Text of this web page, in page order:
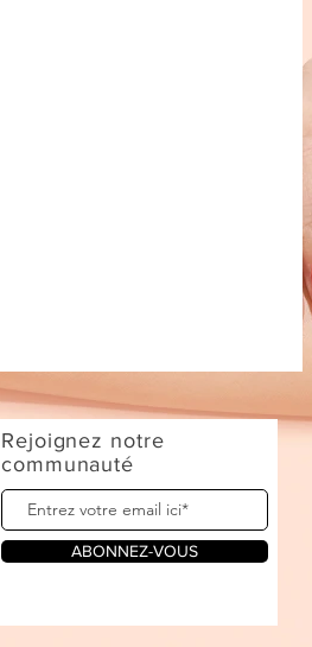
Rejoignez notre
communauté
ABONNEZ-VOUS